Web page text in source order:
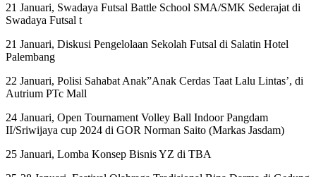
21 Januari, Swadaya Futsal Battle School SMA/SMK Sederajat di
Swadaya Futsal t
21 Januari, Diskusi Pengelolaan Sekolah Futsal di Salatin Hotel
Palembang
22 Januari, Polisi Sahabat Anak”Anak Cerdas Taat Lalu Lintas’, di
Autrium PTc Mall
24 Januari, Open Tournament Volley Ball Indoor Pangdam
II/Sriwijaya cup 2024 di GOR Norman Saito (Markas Jasdam)
25 Januari, Lomba Konsep Bisnis YZ di TBA